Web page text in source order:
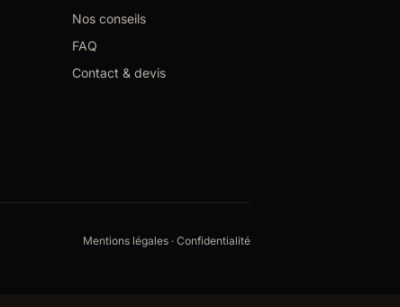
Nos conseils
FAQ
Contact & devis
Mentions légales· Confidentialité